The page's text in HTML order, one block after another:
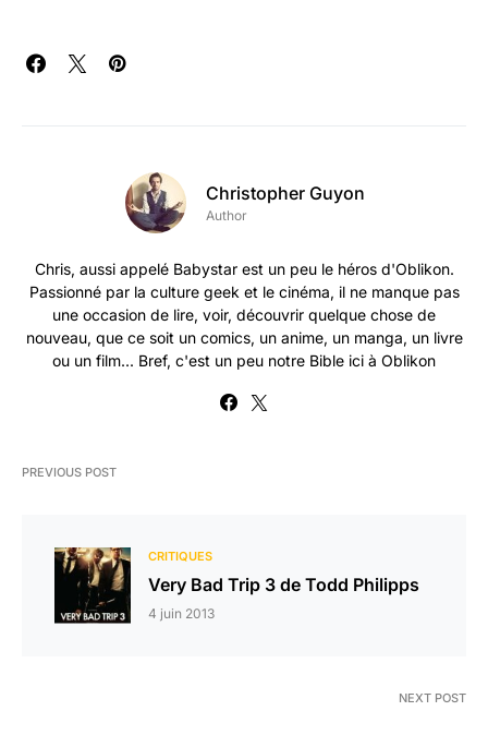
Christopher Guyon
Author
Chris, aussi appelé Babystar est un peu le héros d'Oblikon.
Passionné par la culture geek et le cinéma, il ne manque pas
une occasion de lire, voir, découvrir quelque chose de
nouveau, que ce soit un comics, un anime, un manga, un livre
ou un film... Bref, c'est un peu notre Bible ici à Oblikon
PREVIOUS POST
CRITIQUES
Very Bad Trip 3 de Todd Philipps
4 juin 2013
NEXT POST